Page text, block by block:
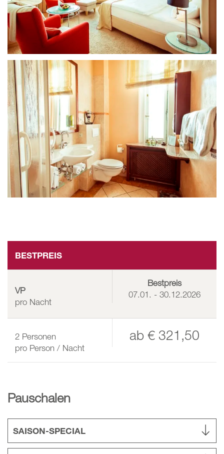
BESTPREIS
VP
pro Nacht
Bestpreis
07.01. - 30.12.2026
2 Personen
pro Person / Nacht
ab € 321,50
Pauschalen
SAISON-SPECIAL